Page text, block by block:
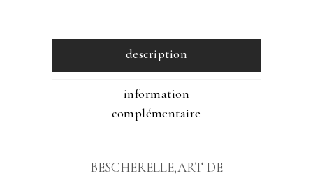
description
information
complémentaire
BESCHERELLE,ART DE